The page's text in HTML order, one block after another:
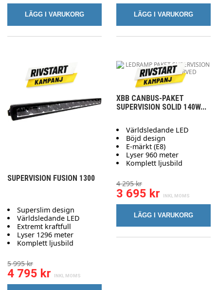
LÄGG I VARUKORG LÄGG I VARUKORG
SUPERVISION FUSION 1300
Superslim design
Världsledande LED
Extremt kraftfull
Lyser 1296 meter
Komplett ljusbild
5 995 kr
4 795 kr
XBB CANBUS-PAKET
SUPERVISION SOLID 140W...
Världsledande LED
Böjd design
E-märkt (E8)
Lyser 960 meter
Komplett ljusbild
4 295 kr
3 695 kr
LÄGG I VARUKORG